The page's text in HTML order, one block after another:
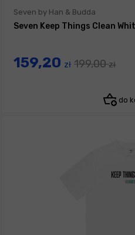
Seven by Han & Budda
Seven Keep Things Clean
159,20 zł 199,00zł
do